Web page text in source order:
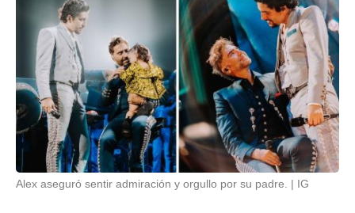
Alex aseguró sentir admiración y orgullo por su padre. IG